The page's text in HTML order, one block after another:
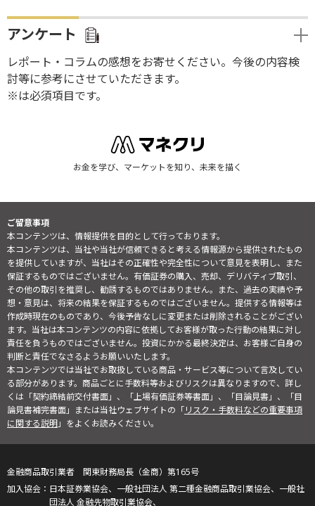
アンケート
レポート・コラムの感想をお寄せください。今後の内容検
討等に参考にさせていただきます。
※は必須項目です。
お金を学び、マーケットを知り、未来を描く
ご留意事項
本コンテンツは、情報提供を目的として行っております。
本コンテンツは、当社や当社が信頼できると考える情報源から提供されたもの
を提供していますが、当社はその正確性や完全性について意見を表明し、また
保証するものではございません。有価証券の購入、売却、デリバティブ取引、
その他の取引を推奨し、勧誘するものではありません。また、過去の実績や予
想・意見は、将来の結果を保証するものではございません。提供する情報等は
作成時現在のものであり、今後予告なしに変更または削除されることがござい
ます。当社は本コンテンツの内容に依拠してお客様が取った行動の結果に対し
責任を負うものではございません。投資にかかる最終決定は、お客様ご自身の
判断と責任でなさるようお願いいたします。
本コンテンツでは当社でお取扱している商品・サービス等について言及してい
る部分があります。商品ごとに手数料等およびリスクは異なりますので、詳し
くは「契約締結前交付書面」、「上場有価証券等書面」、「目論見書」、「目
論見書補完書面」または当社ウェブサイトの「リスク・手数料などの重要事項
に関する説明」をよくお読みください。
金融商品取引業者 関東財務局長（金商）第165号
日本証券業協会、一般社団法人 第二種金融商品取引業協会、一般社
団法人 金融先物取引業協会、